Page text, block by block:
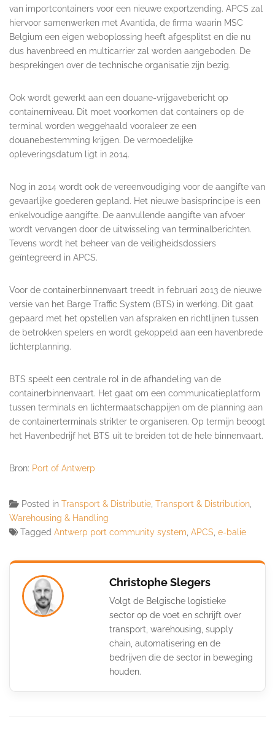
van importcontainers voor een nieuwe exportzending. APCS zal
hiervoor samenwerken met Avantida, de firma waarin MSC
Belgium een eigen weboplossing heeft afgesplitst en die nu
dus havenbreed en multicarrier zal worden aangeboden. De
besprekingen over de technische organisatie zijn bezig.
Ook wordt gewerkt aan een douane-vrijgavebericht op
containerniveau. Dit moet voorkomen dat containers op de
terminal worden weggehaald vooraleer ze een
douanebestemming krijgen. De vermoedelijke
opleveringsdatum ligt in 2014.
Nog in 2014 wordt ook de vereenvoudiging voor de aangifte van
gevaarlijke goederen gepland. Het nieuwe basisprincipe is een
enkelvoudige aangifte. De aanvullende aangifte van afvoer
wordt vervangen door de uitwisseling van terminalberichten.
Tevens wordt het beheer van de veiligheidsdossiers
geïntegreerd in APCS.
Voor de containerbinnenvaart treedt in februari 2013 de nieuwe
versie van het Barge Traffic System (BTS) in werking. Dit gaat
gepaard met het opstellen van afspraken en richtlijnen tussen
de betrokken spelers en wordt gekoppeld aan een havenbrede
lichterplanning.
BTS speelt een centrale rol in de afhandeling van de
containerbinnenvaart. Het gaat om een communicatieplatform
tussen terminals en lichtermaatschappijen om de planning aan
de containerterminals strikter te organiseren. Op termijn beoogt
het Havenbedrijf het BTS uit te breiden tot de hele binnenvaart.
Bron: Port of Antwerp
Posted in Transport & Distributie Transport & Distribution
Warehousing & Handling
Tagged Antwerp port community system APCS e-balie
Christophe Slegers
Volgt de Belgische logistieke
sector op de voet en schrijft over
transport, warehousing, supply
chain, automatisering en de
bedrijven die de sector in beweging
houden.